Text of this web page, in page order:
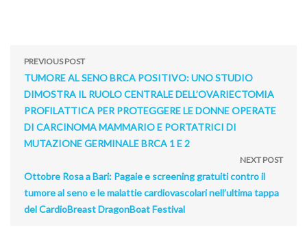
PREVIOUS POST
TUMORE AL SENO BRCA POSITIVO: UNO STUDIO
DIMOSTRA IL RUOLO CENTRALE DELL’OVARIECTOMIA
PROFILATTICA PER PROTEGGERE LE DONNE OPERATE
DI CARCINOMA MAMMARIO E PORTATRICI DI
MUTAZIONE GERMINALE BRCA 1 E 2
NEXT POST
Ottobre Rosa a Bari: Pagaie e screening gratuiti contro il
tumore al seno e le malattie cardiovascolari nell’ultima tappa
del CardioBreast DragonBoat Festival